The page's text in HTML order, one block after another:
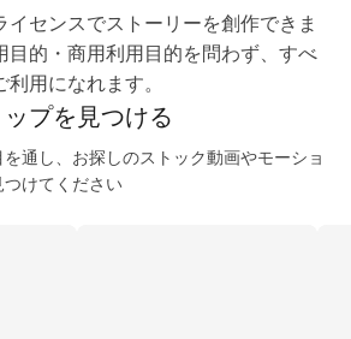
イセンスでストーリーを創作できま
目的・商用利用目的を問わず、すべ
用になれます。
プを見つける
通し、お探しのストック動画やモーショ
けてください